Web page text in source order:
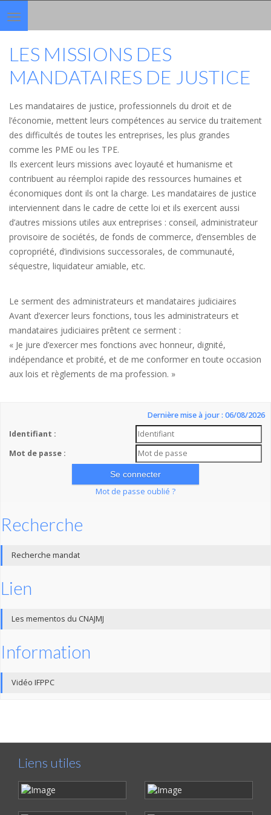
Toggle
navigation
LES MISSIONS DES
MANDATAIRES DE JUSTICE
Les mandataires de justice, professionnels du droit et de
l’économie, mettent leurs compétences au service du traitement
des difficultés de toutes les entreprises, les plus grandes
comme les PME ou les TPE.
Ils exercent leurs missions avec loyauté et humanisme et
contribuent au réemploi rapide des ressources humaines et
économiques dont ils ont la charge. Les mandataires de justice
interviennent dans le cadre de cette loi et ils exercent aussi
d’autres missions utiles aux entreprises : conseil, administrateur
provisoire de sociétés, de fonds de commerce, d’ensembles de
copropriété, d’indivisions successorales, de communauté,
séquestre, liquidateur amiable, etc.
Le serment des administrateurs et mandataires judiciaires
Avant d’exercer leurs fonctions, tous les administrateurs et
mandataires judiciaires prêtent ce serment :
« Je jure d’exercer mes fonctions avec honneur, dignité,
indépendance et probité, et de me conformer en toute occasion
aux lois et règlements de ma profession. »
Dernière mise à jour : 06/08/2026
Identifiant :
Mot de passe :
Mot de passe oublié ?
Recherche
Recherche mandat
Lien
Les mementos du CNAJMJ
Information
Vidéo IFPPC
Liens utiles